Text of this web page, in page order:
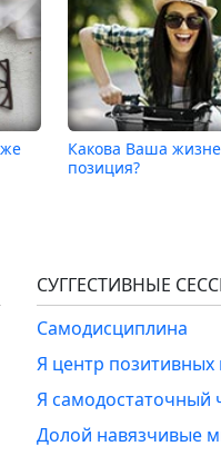
Какова Ваша
позиция?
СУГГЕСТИВНЫЕ
Самодисциплина
Я центр
Я самодостаточный
Долой навязчивые